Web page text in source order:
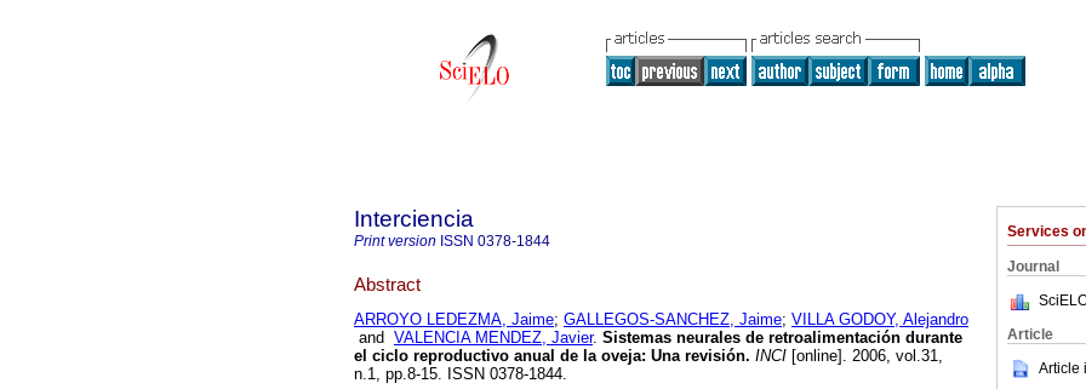
Services
Journal
Article
Article
Interciencia
Print version ISSN 0378-1844
Abstract
ARROYO LEDEZMA, Jaime; GALLEGOS-SANCHEZ, Jaime; VILLA GODOY, Alejandro
and VALENCIA MENDEZ, Javier. Sistemas neurales de retroalimentación durante
el ciclo reproductivo anual de la oveja: Una revisión. INCI [online]. 2006, vol.31,
n.1, pp.8-15. ISSN 0378-1844.